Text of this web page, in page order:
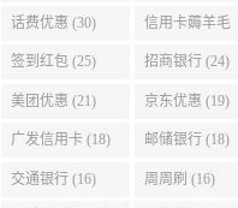
话费优惠 (30) 信用卡薅羊毛
(29)
签到红包 (25) 招商银行 (24)
美团优惠 (21) 京东优惠 (19)
广发信用卡 (18) 邮储银行 (18)
交通银行 (16) 周周刷 (16)